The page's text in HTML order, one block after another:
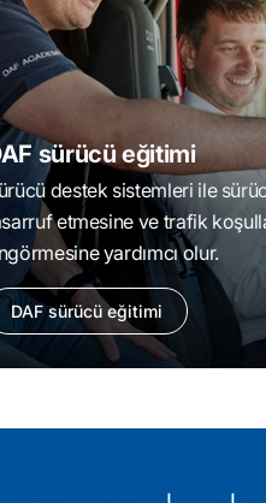
sürücü eğitimi
destek sistemleri ile
etmesine ve trafik
yardımcı olur.
DAF sürücü eğitimi